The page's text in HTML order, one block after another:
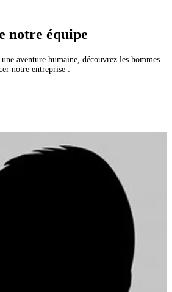
notre équipe
aventure humaine, découvrez les hommes
notre entreprise :